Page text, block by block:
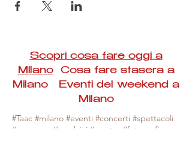
Scopri cosa fare oggi a
MilanoCosa fare stasera a
Milano Eventi del weekend a
Milano
#Taac #milano #eventi #concerti #spettacoli
#rassegne #bambini #mostre #fotografia